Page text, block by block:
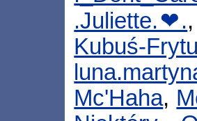
.Juliette.❤.,
Kubuś-
Mc'Haha,